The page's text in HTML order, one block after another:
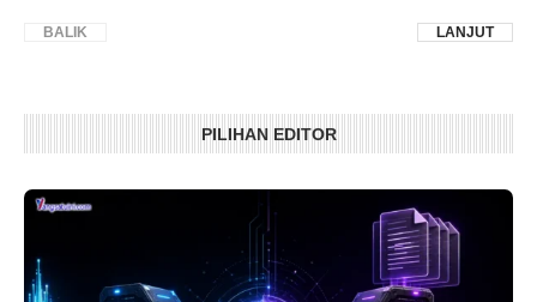
BALIK LANJUT
PILIHAN EDITOR